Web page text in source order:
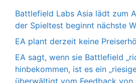
Battlefield Labs Asia lädt zum
der Spieltest beginnt nächste
EA plant derzeit keine
EA sagt, wenn sie Battlefield
hinbekommen, ist es ein
überwältigt vom Feedback von